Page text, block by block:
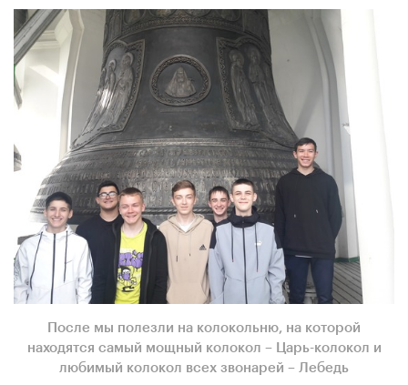
После мы полезли на колокольню, на которой
находятся самый мощный колокол – Царь-колокол и
любимый колокол всех звонарей – Лебедь